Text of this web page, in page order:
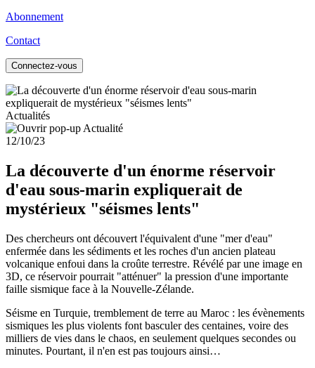
Abonnement
Contact
Connectez-vous
Actualités
12/10/23
La découverte d'un énorme réservoir
d'eau sous-marin expliquerait de
mystérieux "séismes lents"
Des chercheurs ont découvert l'équivalent d'une "mer d'eau"
enfermée dans les sédiments et les roches d'un ancien plateau
volcanique enfoui dans la croûte terrestre. Révélé par une image en
3D, ce réservoir pourrait "atténuer" la pression d'une importante
faille sismique face à la Nouvelle-Zélande.
Séisme en Turquie, tremblement de terre au Maroc : les évènements
sismiques les plus violents font basculer des centaines, voire des
milliers de vies dans le chaos, en seulement quelques secondes ou
minutes. Pourtant, il n'en est pas toujours ainsi…